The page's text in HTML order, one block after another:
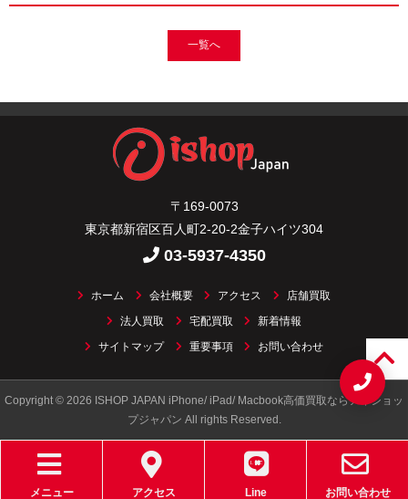
一覧へ
〒169-0073
東京都新宿区百人町2-20-2金子ハイツ304
03-5937-4350
ホーム 会社概要 アクセス 店舗買取
法人買取 宅配買取 新着情報
サイトマップ 重要事項 お問い合わせ
Copyright © 2026 ISHOP JAPAN iPhone/ iPad/ Macbook高価買取ならアイショッ
プジャパン All rights Reserved.
メニュー アクセス Line お問い合わせ